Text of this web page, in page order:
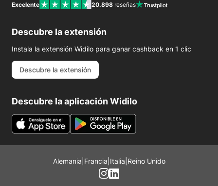
Excelente 20.898 reseñas
Descubre la extensión
Instala la extensión Widilo para ganar cashback en 1 clic
Descubre la extensión
Descubre la aplicación Widilo
Alemania Francia Italia Reino Unido